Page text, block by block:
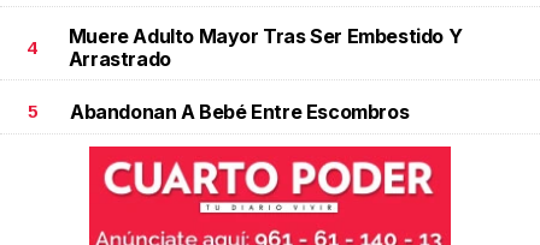
4
Muere Adulto Mayor Tras Ser Embestido Y
Arrastrado
5 Abandonan A Bebé Entre Escombros